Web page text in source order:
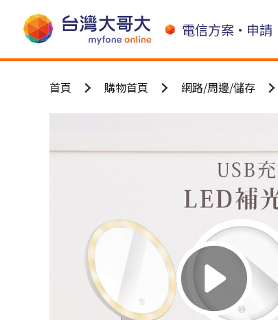
電信方案•申請
首頁 購物首頁 網路/周邊/儲存